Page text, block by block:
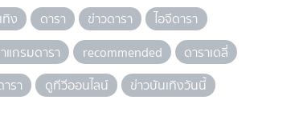
ทิง ดารา ข่าวดารา
ไอจีดารา
แกรมดารา
recommended
ดาราเดลี่
รา
ดูทีวีออนไลน์ ข่าวบันเทิงวันนี้